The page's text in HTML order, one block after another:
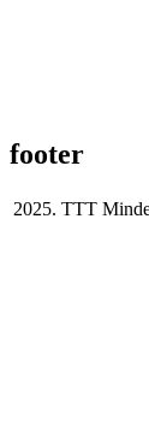
footer
2025. TTT